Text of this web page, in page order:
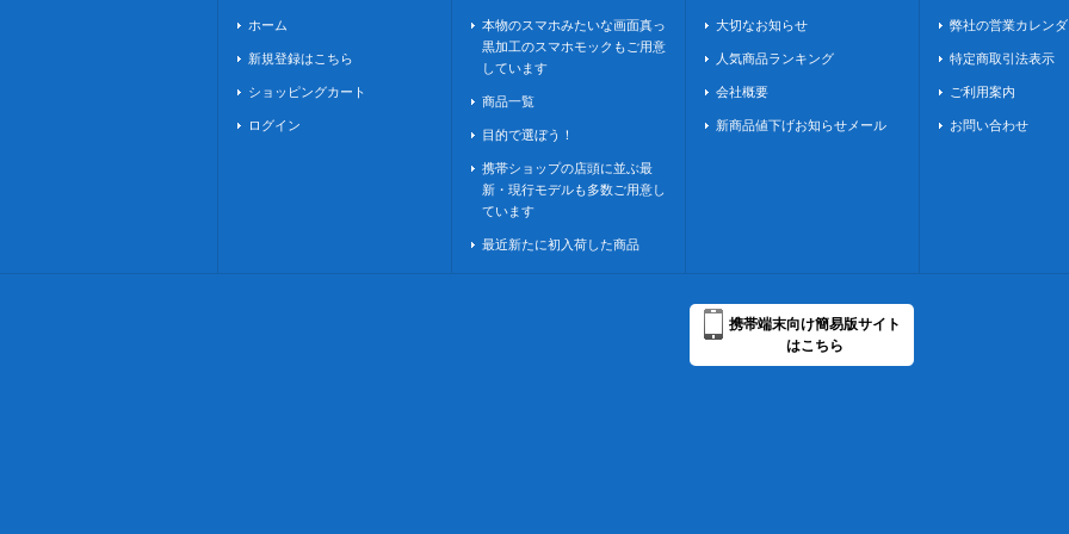
ホーム
新規登録はこちら
ショッピングカート
ログイン
本物のスマホみたいな画面真っ
黒加工のスマホモックもご用意
しています
商品一覧
目的で選ぼう！
携帯ショップの店頭に並ぶ最
新・現行モデルも多数ご用意し
ています
最近新たに初入荷した商品
大切なお知らせ
人気商品ランキング
会社概要
新商品値下げお知らせメール
弊社の営業カレン
特定商取引法表示
ご利用案内
お問い合わせ
携帯端末向け簡易版サイト
はこちら